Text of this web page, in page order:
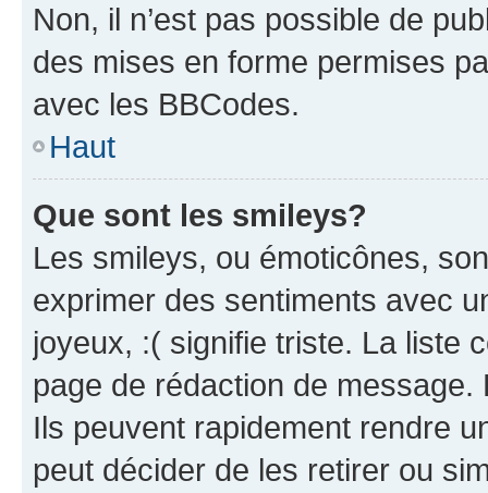
Non, il n’est pas possible de
des mises en forme permises
avec les BBCodes.
Haut
Que sont les smileys?
Les smileys, ou émoticônes,
exprimer des sentiments avec
joyeux, :( signifie triste. La liste
page de rédaction de
Ils peuvent rapidement rendre
peut décider de les retirer ou